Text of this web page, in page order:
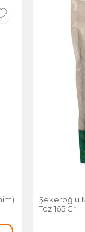
Şekeroğlu
Toz 165 Gr